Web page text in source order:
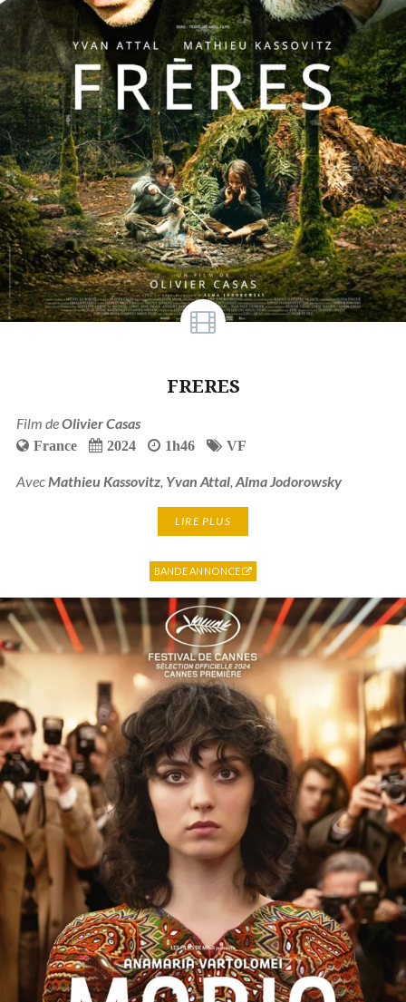
FRERES
Film deOlivier Casas
France 2024 1h46 VF
Avec Mathieu Kassovitz, Yvan Attal, Alma Jodorowsky
LIRE PLUS
BANDE ANNONCE